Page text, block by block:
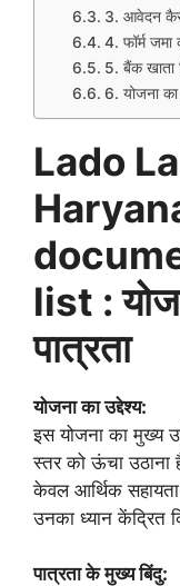
3. आवेदन
4. फॉर्म जमा
5. बैंक खाता
6. योजना का
Lado
list :
पात्रता
योजना का उद्देश्य:
इस योजना का मुख्य
स्तर को ऊंचा उठाना
केवल आर्थिक सहायता
उनका ध्यान केंद्रित
पात्रता के मुख्य बिंदु: